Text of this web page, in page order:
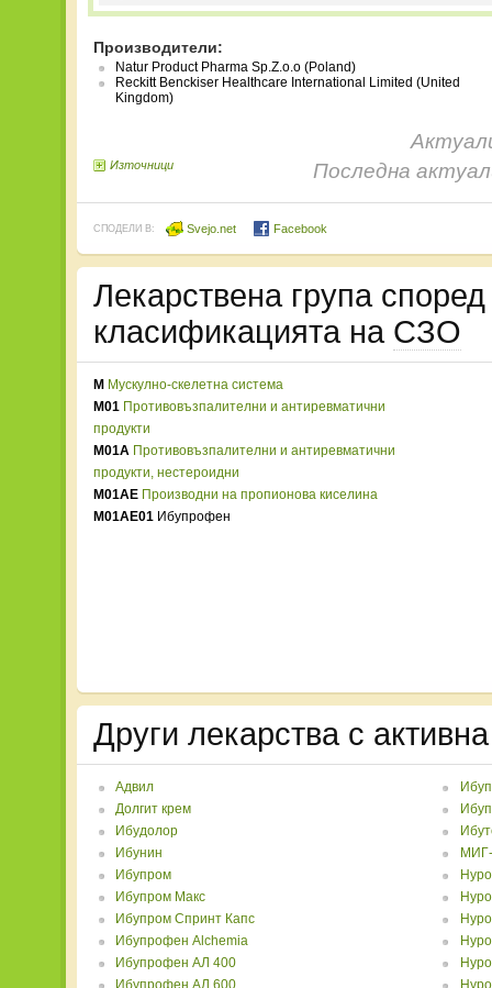
Производители:
Natur Product Pharma Sp.Z.o.o (Poland)
Reckitt Benckiser Healthcare International Limited (United
Kingdom)
Последна
Източници
СПОДЕЛИ В: Svejo.net Facebook
Лекарствена група
класификацията на СЗО
M Мускулно-скелетна система
M01 Противовъзпалителни и антиревматични
продукти
M01A Противовъзпалителни и антиревматични
продукти, нестероидни
M01AE Производни на пропионова киселина
M01AE01 Ибупрофен
Други лекарства с
Адвил
Долгит крем
Ибудолор
Ибунин
Ибупром
Ибупром Макс
Ибупром Спринт Капс
Ибупрофен Alchemia
Ибупрофен АЛ 400
Ибупрофен АЛ 600